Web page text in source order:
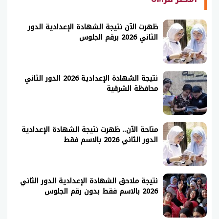
ظهرت الآن نتيجة الشهادة الإعدادية الدور
الثاني 2026 برقم الجلوس
نتيجة الشهادة الإعدادية 2026 الدور الثاني
محافظة الشرقية
متاحة الآن.. ظهرت نتيجة الشهادة الإعدادية
الدور الثاني 2026 بالاسم فقط
نتيجة ملاحق الشهادة الإعدادية الدور الثاني
2026 بالاسم فقط بدون رقم الجلوس